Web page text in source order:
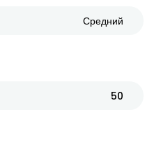
Средний
50